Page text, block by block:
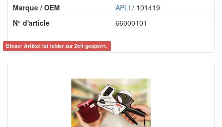
Marque / OEM
APLI / 101419
N° d'article
66000101
Dieser Artikel ist leider zur Zeit gesperrt.